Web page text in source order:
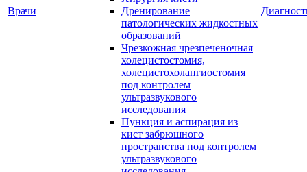
Врачи
Дренирование
патологических жидкостных
образований
Чрезкожная чрезпеченочная
холецистостомия,
холецистохолангиостомия
под контролем
ультразвукового
исследования
Пункция и аспирация из
кист забрюшного
пространства под контролем
ультразвукового